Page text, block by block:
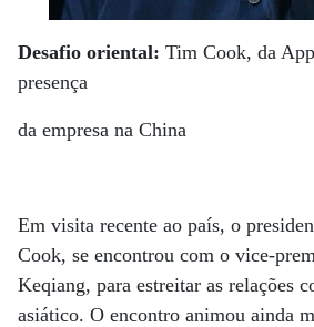
Desafio oriental: Tim Cook, da
presença
da empresa na China
Em visita recente ao país, o
Cook, se encontrou com o vice-
Keqiang, para estreitar as relações
asiático. O encontro animou ainda